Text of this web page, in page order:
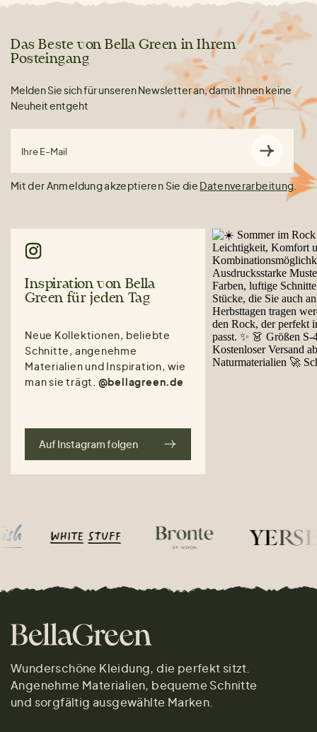
Das Beste von Bella Green in Ihrem
Posteingang
Melden Sie sich für unseren Newsletter an, damit Ihnen keine
Neuheit entgeht
Ihre E-Mail
Mit der Anmeldung akzeptieren Sie die Datenverarbeitung.
Inspiration von Bella
Green für jeden Tag
Neue Kollektionen, beliebte
Schnitte, angenehme
Materialien und Inspiration, wie
man sie trägt. @bellagreen.de
Auf Instagram folgen
Wunderschöne Kleidung, die perfekt sitzt.
Angenehme Materialien, bequeme Schnitte
und sorgfältig ausgewählte Marken.